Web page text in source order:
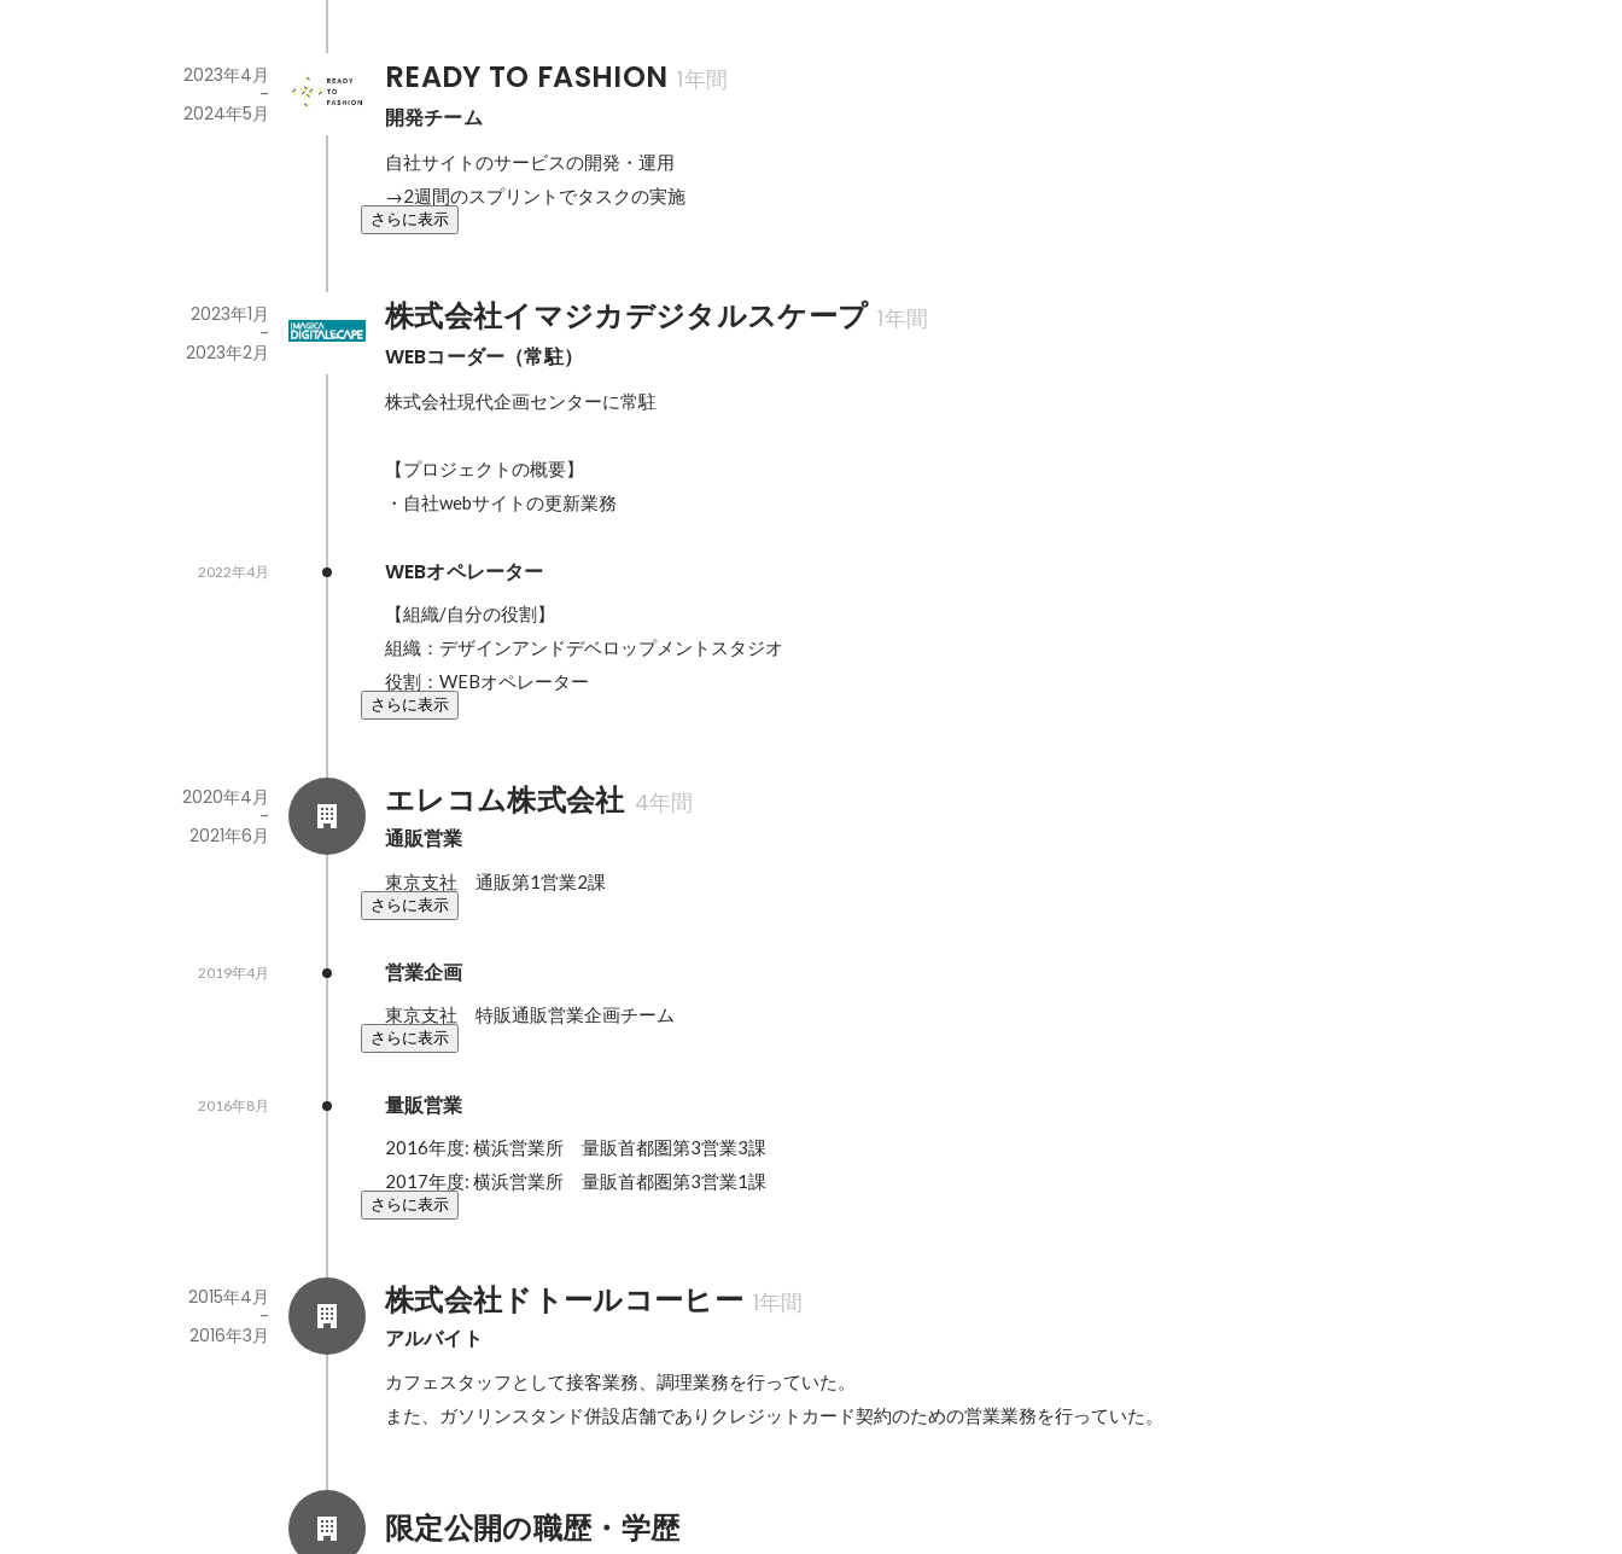
READY TO FASHION 1年間
開発チーム
2023年4月
-
2024年5月
自社サイトのサービスの開発・運用
→2週間のスプリントでタスクの実施
さらに表示
株式会社イマジカデジタルスケープ 1年間
WEBコーダー（常駐）
2023年1月
-
2023年2月
株式会社現代企画センターに常駐
【プロジェクトの概要】
・自社webサイトの更新業務
WEBオペレーター
2022年4月
【組織/自分の役割】
組織：デザインアンドデベロップメントスタジオ
役割：WEBオペレーター
さらに表示
エレコム株式会社 4年間
通販営業
2020年4月
-
2021年6月
東京支社　通販第1営業2課
さらに表示
営業企画
2019年4月
東京支社　特販通販営業企画チーム
さらに表示
量販営業
2016年8月
2016年度: 横浜営業所　量販首都圏第3営業3課
2017年度: 横浜営業所　量販首都圏第3営業1課
さらに表示
株式会社ドトールコーヒー 1年間
アルバイト
2015年4月
-
2016年3月
カフェスタッフとして接客業務、調理業務を行っていた。
また、ガソリンスタンド併設店舗でありクレジットカード契約のための営業業務を行っていた。
限定公開の職歴・学歴